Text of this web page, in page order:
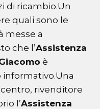
di ricambio.Un
quali sono le
messe a
che l’Assistenza
è
rivenditore
l’Assistenza